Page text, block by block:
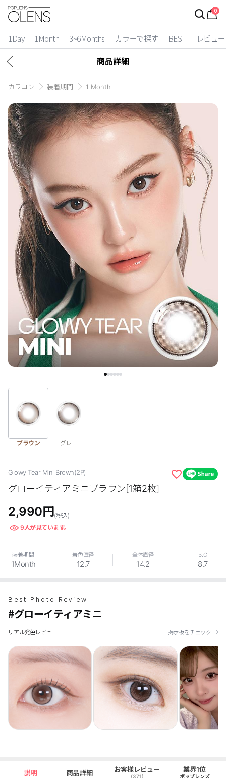
0
1Day 1Month 3~6Months カラーで探す BEST レビュー
ログイン
カラコン比較
今月限定特典
カラコン
装着期間
1 Day
2 Weeks
1 Month
3~6 Months
よりどりキット
カラー
ブラウン
チョコ
グレー
ブラック
ヘーゼル
グリーン
ブルー
透明
ハロウィンカラコン
ケア用品
EYEしてる
総合掲示板
カスタマーサービス
ショッピングガイド
アプリダウンロード
INSTAGRAM TWITTER FACEBOOK
商品詳細
カラコン 装着期間 1 Month
ブラウン グレー
Glowy Tear Mini Brown(2P)
グローイティアミニブラウン[1箱2枚]
2,990円(税込)
9人が見ています。
装着期間
1Month
着色直径
12.7
全体直径
14.2
B.C
8.7
Best Photo Review
#グローイティアミニ
リアル発色レビュー 掲示板をチェック
説明 商品詳細 お客様レビュー
(371)
業界1位
ポップレンズ